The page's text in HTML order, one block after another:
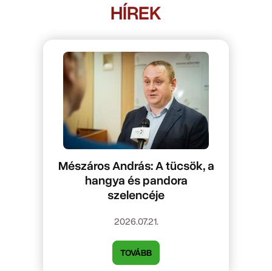
HÍREK
Mészáros András: A tücsök, a
hangya és pandora
szelencéje
2026.07.21.
TOVÁBB